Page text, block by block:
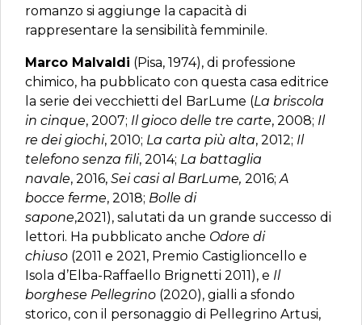
romanzo si aggiunge la capacità di
rappresentare la sensibilità femminile.
Marco Malvaldi (Pisa, 1974), di professione
chimico, ha pubblicato con questa casa editrice
la serie dei vecchietti del BarLume (La briscola
in cinque, 2007; Il gioco delle tre carte, 2008; Il
re dei giochi, 2010; La carta più alta, 2012; Il
telefono senza fili, 2014; La battaglia
navale, 2016, Sei casi al BarLume, 2016;A
bocce ferme, 2018; Bolle di
sapone,2021), salutati da un grande successo di
lettori. Ha pubblicato anche Odore di
chiuso (2011 e 2021, Premio Castiglioncello e
Isola d’Elba-Raffaello Brignetti 2011), e Il
borghese Pellegrino (2020), gialli a sfondo
storico, con il personaggio di Pellegrino Artusi,